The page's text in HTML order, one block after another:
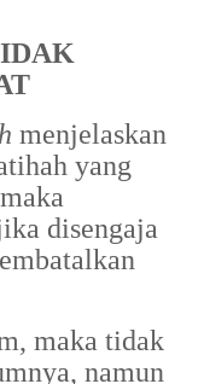
menjelaskan
yang
disengaja
maka tidak
namun